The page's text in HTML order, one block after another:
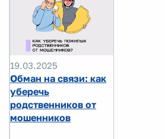
19.03.2025
Обман на связи: как
уберечь
родственников от
мошенников